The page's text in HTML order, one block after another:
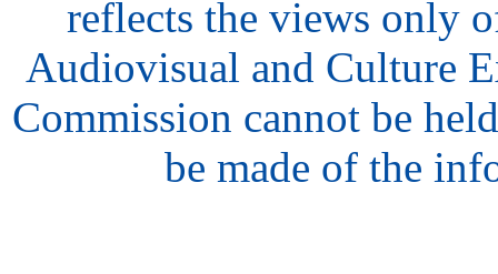
reflects the views only
Audiovisual and Culture
Commission cannot be
be made of the